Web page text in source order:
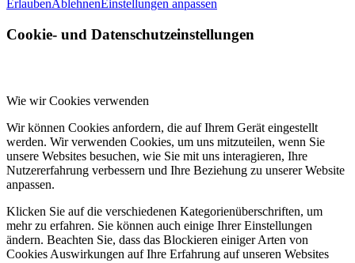
ErlaubenAblehnen Einstellungen anpassen
Cookie- und Datenschutzeinstellungen
Wie wir Cookies verwenden
Wir können Cookies anfordern, die auf Ihrem Gerät eingestellt
werden. Wir verwenden Cookies, um uns mitzuteilen, wenn Sie
unsere Websites besuchen, wie Sie mit uns interagieren, Ihre
Nutzererfahrung verbessern und Ihre Beziehung zu unserer Website
anpassen.
Klicken Sie auf die verschiedenen Kategorienüberschriften, um
mehr zu erfahren. Sie können auch einige Ihrer Einstellungen
ändern. Beachten Sie, dass das Blockieren einiger Arten von
Cookies Auswirkungen auf Ihre Erfahrung auf unseren Websites